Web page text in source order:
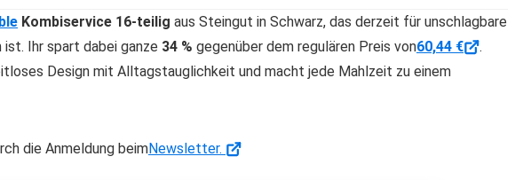
Kombiservice 16-teilig aus Steingut in Schwarz, das derzeit für unschlagbare
Ihr spart dabei ganze 34 % gegenüber dem regulären Preis von60,44 €
.
Design mit Alltagstauglichkeit und macht jede Mahlzeit zu einem
die Anmeldung beimNewsletter.